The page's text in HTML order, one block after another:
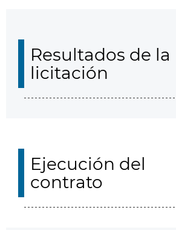
Resultados de la
licitación
Ejecución del
contrato